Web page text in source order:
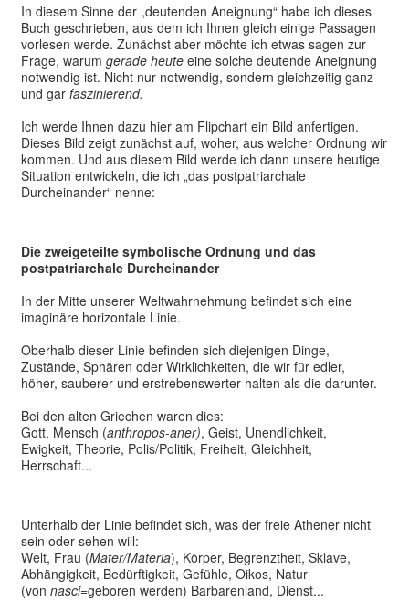
In diesem Sinne der „deutenden Aneignung“ habe ich dieses
Buch geschrieben, aus dem ich Ihnen gleich einige Passagen
vorlesen werde. Zunächst aber möchte ich etwas sagen zur
Frage, warum gerade heute eine solche deutende Aneignung
notwendig ist. Nicht nur notwendig, sondern gleichzeitig ganz
und gar faszinierend.
Ich werde Ihnen dazu hier am Flipchart ein Bild anfertigen.
Dieses Bild zeigt zunächst auf, woher, aus welcher Ordnung wir
kommen. Und aus diesem Bild werde ich dann unsere heutige
Situation entwickeln, die ich „das postpatriarchale
Durcheinander“ nenne:
Die zweigeteilte symbolische Ordnung und das
postpatriarchale Durcheinander
In der Mitte unserer Weltwahrnehmung befindet sich eine
imaginäre horizontale Linie.
Oberhalb dieser Linie befinden sich diejenigen Dinge,
Zustände, Sphären oder Wirklichkeiten, die wir für edler,
höher, sauberer und erstrebenswerter halten als die darunter.
Bei den alten Griechen waren dies:
Gott, Mensch (anthropos-aner), Geist, Unendlichkeit,
Ewigkeit, Theorie, Polis/Politik, Freiheit, Gleichheit,
Herrschaft...
Unterhalb der Linie befindet sich, was der freie Athener nicht
sein oder sehen will:
Welt, Frau (Mater/Materia), Körper, Begrenztheit, Sklave,
Abhängigkeit, Bedürftigkeit, Gefühle, Oikos, Natur
(von nasci=geboren werden) Barbarenland, Dienst...